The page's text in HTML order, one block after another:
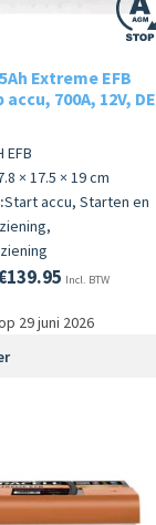
Extreme EFB
700A, 12V, DE
EFB
× 17.5 × 19 cm
Start accu, Starten en
139.95 Incl. BTW
29 juni 2026